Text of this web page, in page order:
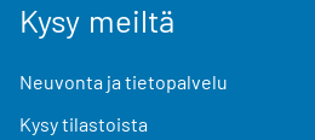
Kysy meiltä
Neuvonta ja tietopalvelu
Kysy tilastoista